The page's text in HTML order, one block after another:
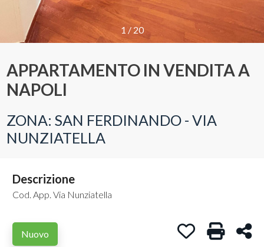
1 / 20
APPARTAMENTO IN VENDITA A
NAPOLI
ZONA: SAN FERDINANDO - VIA
NUNZIATELLA
Descrizione
Cod. App. Via Nunziatella
Nuovo Stampa:
Preferiti: Cod.
Provincia
Comune
-
multiscelta
Qualsiasi